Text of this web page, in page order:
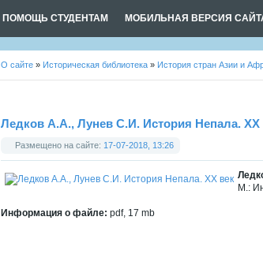
ПОМОЩЬ СТУДЕНТАМ МОБИЛЬНАЯ ВЕРСИЯ
О сайте » Историческая библиотека » История стран Азии и
Ледков А.А., Лунев С.И. История Непала. ХХ
Размещено на сайте: 17-07-2018, 13:26
М.:
Информация о файле: pdf, 17 mb